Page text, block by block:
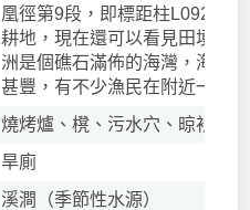
凰徑第9段，即標距柱L092號
耕地，現在還可以看見田埂阡
洲是個礁石滿佈的海灣，海灣
甚豐，有不少漁民在附近一帶
燒烤爐、櫈、污水穴、晾衫架
旱廁
溪澗（季節性水源）